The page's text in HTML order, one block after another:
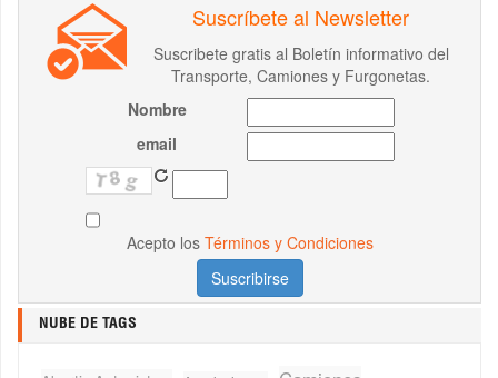
Suscríbete al Newsletter
Suscribete gratis al Boletín informativo del
Transporte, Camiones y Furgonetas.
Nombre
email
Acepto los Términos y Condiciones
NUBE DE TAGS